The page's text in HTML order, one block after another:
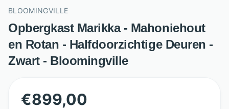
BLOOMINGVILLE
Opbergkast Marikka - Mahoniehout
en Rotan - Halfdoorzichtige Deuren -
Zwart - Bloomingville
€899,00